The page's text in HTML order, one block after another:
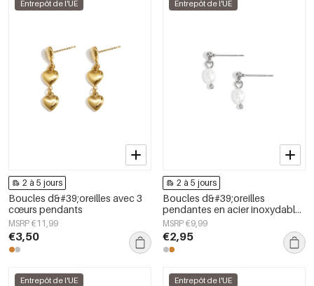
Entrepôt de l'UE
2 à 5 jours
Boucles d&#39;oreilles avec 3
cœurs pendants
MSRP €11,99
€3,50
Entrepôt de l'UE
2 à 5 jours
Boucles d&#39;oreilles
pendantes en acier inoxydable,
forme irrégulière, collection
décontractée et simple pour
femmes
MSRP €9,99
€2,95
Entrepôt de l'UE Entrepôt de l'UE